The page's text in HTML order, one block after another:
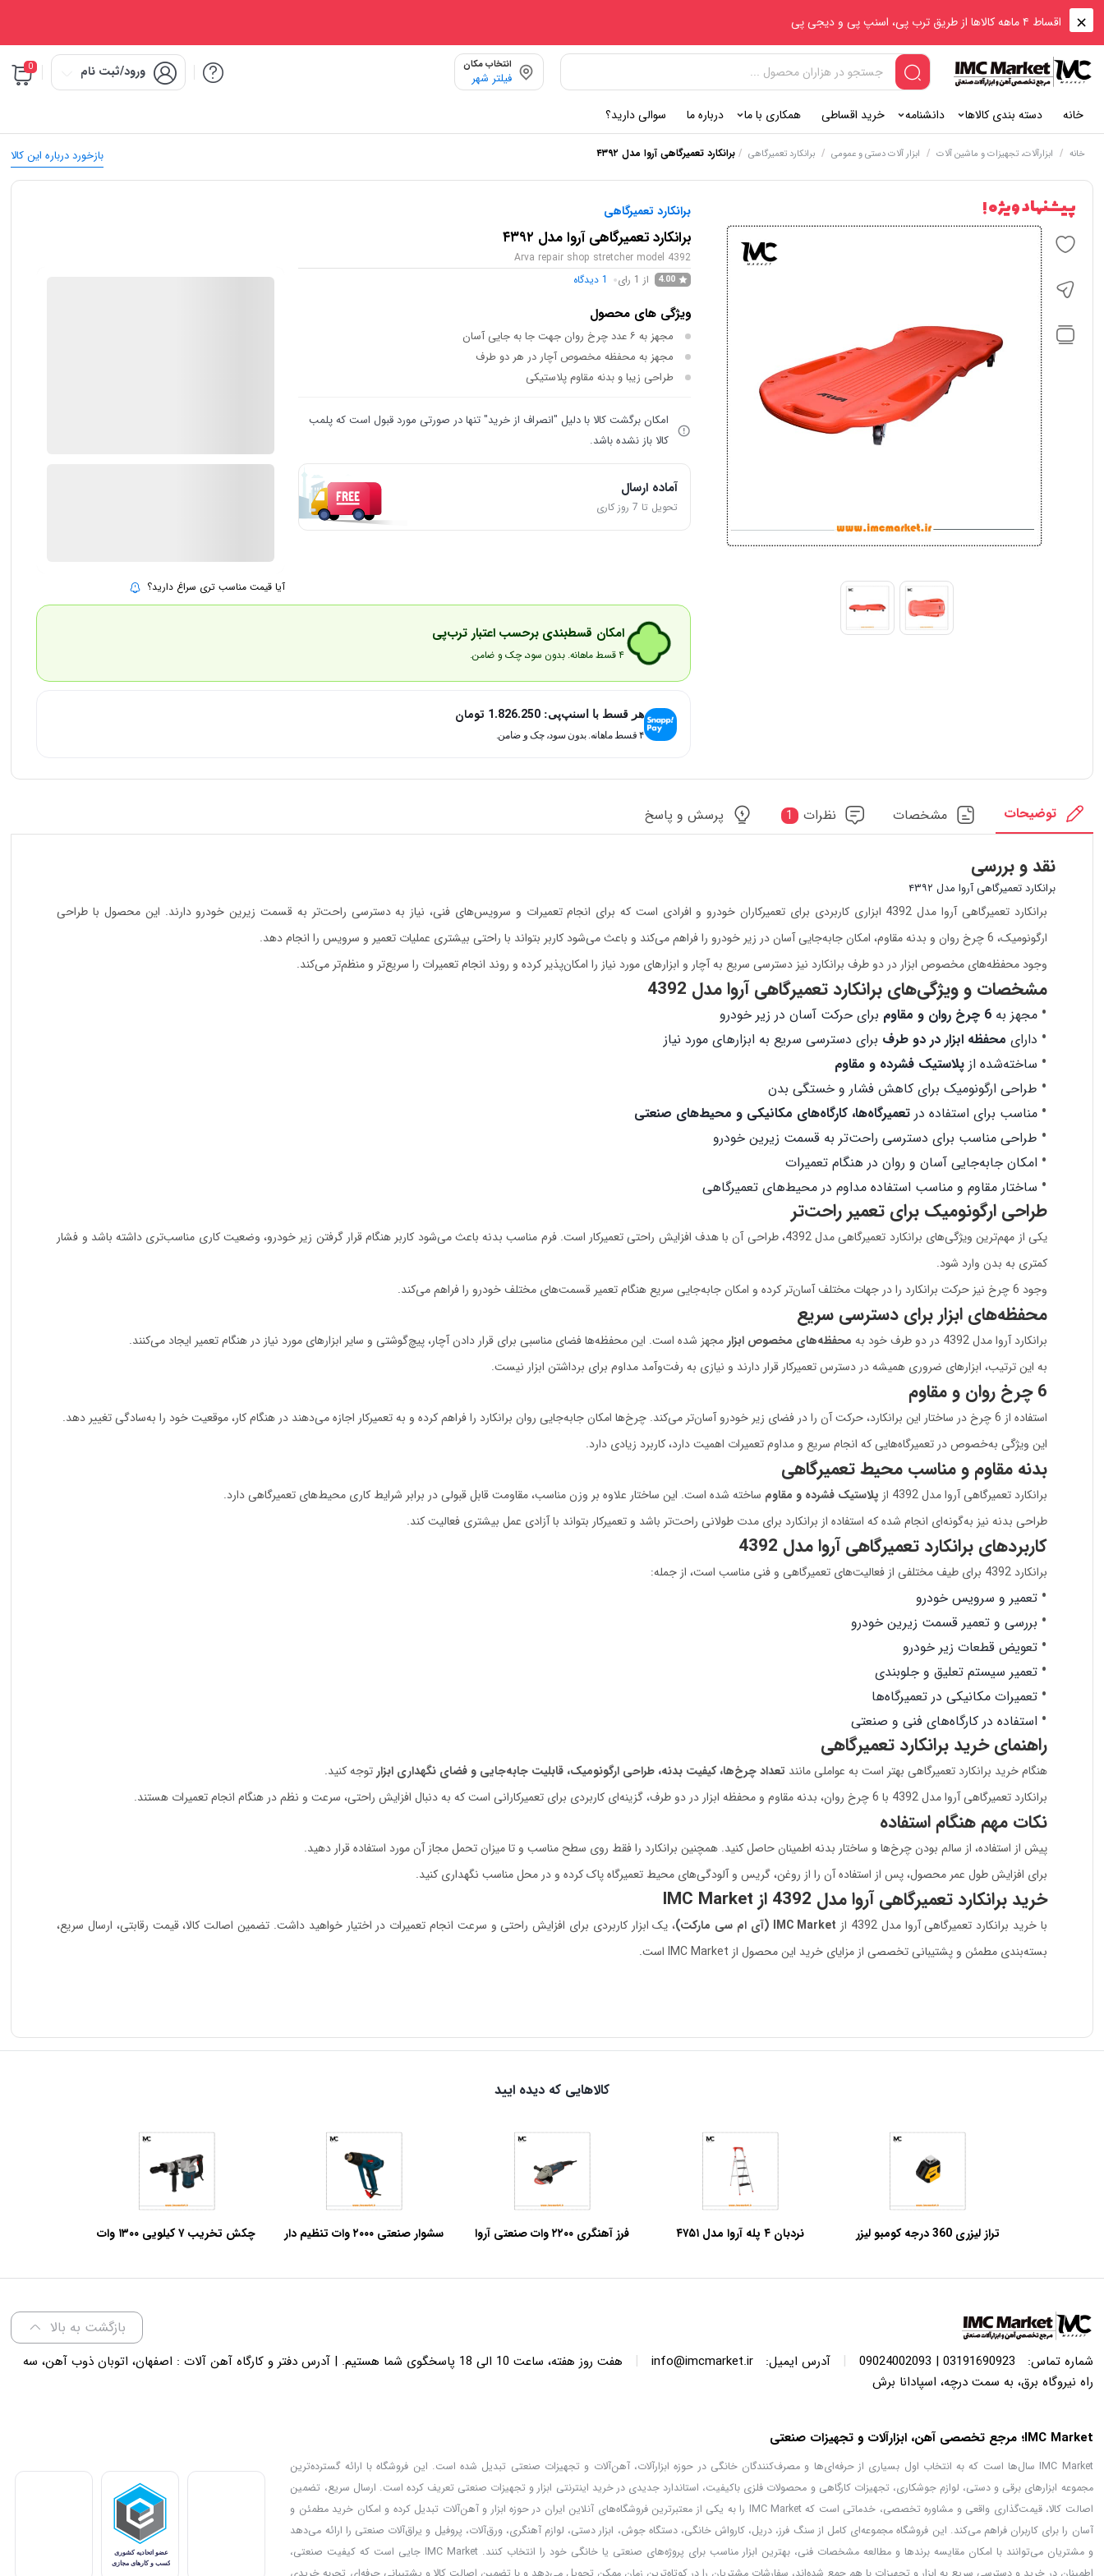
اقساط ۴ ماهه کالاها از طریق ترب پی، اسنپ پی و دیجی پی
انتخاب مکان
فیلتر شهر ورود/ثبت نام 0
خانه دسته بندی کالاها دانشنامه خرید اقساطی همکاری با ما درباره ما سوالی دارید؟
بازخورد درباره این کالا خانه / ابزارآلات، تجهیزات و ماشین آلات / ابزار آلات دستی و عمومی / برانکارد تعمیرگاهی /برانکارد تعمیرگاهی آروا مدل ۴۳۹۲
پیشنهاد ویژه ! برانکارد تعمیرگاهی
برانکارد تعمیرگاهی آروا مدل ۴۳۹۲
Arva repair shop stretcher model 4392
4.00 از 1 رای 1 دیدگاه
ویژگی های محصول
مجهز به ۶ عدد چرخ روان جهت جا به جایی آسان
مجهز به محفظه مخصوص آچار در هر دو طرف
طراحی زیبا و بدنه مقاوم پلاستیکی
امکان برگشت کالا با دلیل "انصراف از خرید" تنها در صورتی مورد قبول است که پلمب
کالا باز نشده باشد.
آماده ارسال
تحویل تا 7 روز کاری
1 7.398.000
آیا قیمت مناسب تری سراغ دارید؟
امکان قسط‌بندی برحسب اعتبار ترب‌پی
۴ قسط ماهانه. بدون سود، چک و ضامن.
هر قسط با اسنپ‌پی:1.826.250 تومان
۴ قسط ماهانه. بدون سود، چک و ضامن.
توضیحات مشخصات نظرات 1 پرسش و پاسخ
نقد و بررسی
برانکارد تعمیرگاهی آروا مدل ۴۳۹۲
برانکارد تعمیرگاهی آروا مدل 4392 ابزاری کاربردی برای تعمیرکاران خودرو و افرادی است که برای انجام تعمیرات و سرویس‌های فنی، نیاز به دسترسی راحت‌تر به قسمت زیرین خودرو دارند. این محصول با طراحی
ارگونومیک، 6 چرخ روان و بدنه مقاوم، امکان جابه‌جایی آسان در زیر خودرو را فراهم می‌کند و باعث می‌شود کاربر بتواند با راحتی بیشتری عملیات تعمیر و سرویس را انجام دهد.
وجود محفظه‌های مخصوص ابزار در دو طرف برانکارد نیز دسترسی سریع به آچار و ابزارهای مورد نیاز را امکان‌پذیر کرده و روند انجام تعمیرات را سریع‌تر و منظم‌تر می‌کند.
مشخصات و ویژگی‌های برانکارد تعمیرگاهی آروا مدل 4392
مجهز به6 چرخ روان و مقاوم
برای حرکت آسان در زیر خودرو
دارای محفظه ابزار در دو طرف برای دسترسی سریع به ابزارهای مورد نیاز
ساخته‌شده ازپلاستیک فشرده و مقاوم
طراحی ارگونومیک برای کاهش فشار و خستگی بدن
مناسب برای استفاده درتعمیرگاه‌ها، کارگاه‌های مکانیکی و محیط‌های صنعتی
طراحی مناسب برای دسترسی راحت‌تر به قسمت زیرین خودرو
امکان جابه‌جایی آسان و روان در هنگام تعمیرات
ساختار مقاوم و مناسب استفاده مداوم در محیط‌های تعمیرگاهی
طراحی ارگونومیک برای تعمیر راحت‌تر
یکی از مهم‌ترین ویژگی‌های برانکارد تعمیرگاهی مدل 4392، طراحی آن با هدف افزایش راحتی تعمیرکار است. فرم مناسب بدنه باعث می‌شود کاربر هنگام قرار گرفتن زیر خودرو، وضعیت کاری مناسب‌تری داشته باشد و فشار
کمتری به بدن وارد شود.
وجود 6 چرخ نیز حرکت برانکارد را در جهات مختلف آسان‌تر کرده و امکان جابه‌جایی سریع هنگام تعمیر قسمت‌های مختلف خودرو را فراهم می‌کند.
محفظه‌های ابزار برای دسترسی سریع
برانکارد آروا مدل 4392 در دو طرف خود به محفظه‌های مخصوص ابزار مجهز شده است. این محفظه‌ها فضای مناسبی برای قرار دادن آچار، پیچ‌گوشتی و سایر ابزارهای مورد نیاز در هنگام تعمیر ایجاد می‌کنند.
به این ترتیب، ابزارهای ضروری همیشه در دسترس تعمیرکار قرار دارند و نیازی به رفت‌وآمد مداوم برای برداشتن ابزار نیست.
6 چرخ روان و مقاوم
استفاده از 6 چرخ در ساختار این برانکارد، حرکت آن را در فضای زیر خودرو آسان‌تر می‌کند. چرخ‌ها امکان جابه‌جایی روان برانکارد را فراهم کرده و به تعمیرکار اجازه می‌دهند در هنگام کار، موقعیت خود را به‌سادگی تغییر دهد.
این ویژگی به‌خصوص در تعمیرگاه‌هایی که انجام سریع و مداوم تعمیرات اهمیت دارد، کاربرد زیادی دارد.
بدنه مقاوم و مناسب محیط تعمیرگاهی
برانکارد تعمیرگاهی آروا مدل 4392 از پلاستیک فشرده و مقاوم ساخته شده است. این ساختار علاوه بر وزن مناسب، مقاومت قابل قبولی در برابر شرایط کاری محیط‌های تعمیرگاهی دارد.
طراحی بدنه نیز به‌گونه‌ای انجام شده که استفاده از برانکارد برای مدت طولانی راحت‌تر باشد و تعمیرکار بتواند با آزادی عمل بیشتری فعالیت کند.
کاربردهای برانکارد تعمیرگاهی آروا مدل 4392
برانکارد 4392 برای طیف مختلفی از فعالیت‌های تعمیرگاهی و فنی مناسب است، از جمله:
تعمیر و سرویس خودرو
بررسی و تعمیر قسمت زیرین خودرو
تعویض قطعات زیر خودرو
تعمیر سیستم تعلیق و جلوبندی
تعمیرات مکانیکی در تعمیرگاه‌ها
استفاده در کارگاه‌های فنی و صنعتی
راهنمای خرید برانکارد تعمیرگاهی
هنگام خرید برانکارد تعمیرگاهی بهتر است به عواملی مانند تعداد چرخ‌ها، کیفیت بدنه، طراحی ارگونومیک، قابلیت جابه‌جایی و فضای نگهداری ابزار توجه کنید.
برانکارد تعمیرگاهی آروا مدل 4392 با 6 چرخ روان، بدنه مقاوم و محفظه ابزار در دو طرف، گزینه‌ای کاربردی برای تعمیرکارانی است که به دنبال افزایش راحتی، سرعت و نظم در هنگام انجام تعمیرات هستند.
نکات مهم هنگام استفاده
پیش از استفاده، از سالم بودن چرخ‌ها و ساختار بدنه اطمینان حاصل کنید. همچنین برانکارد را فقط روی سطح مناسب و تا میزان تحمل مجاز آن مورد استفاده قرار دهید.
برای افزایش طول عمر محصول، پس از استفاده آن را از روغن، گریس و آلودگی‌های محیط تعمیرگاه پاک کرده و در محل مناسب نگهداری کنید.
خرید برانکارد تعمیرگاهی آروا مدل 4392 از IMC Market
با خرید برانکارد تعمیرگاهی آروا مدل 4392 از IMC Market (آی ام سی مارکت)
، یک ابزار کاربردی برای افزایش راحتی و سرعت انجام تعمیرات در اختیار خواهید داشت. تضمین اصالت کالا، قیمت رقابتی، ارسال سریع،
بسته‌بندی مطمئن و پشتیبانی تخصصی از مزایای خرید این محصول از IMC Market است.
کالاهایی که دیده ایید
تراز لیزری 360 درجه کومبو لیزر
نردبان ۴ پله آروا مدل ۴۷۵۱
فرز آهنگری ۲۲۰۰ وات صنعتی آروا
سشوار صنعتی ۲۰۰۰ وات تنظیم دار
چکش تخریب ۷ کیلویی ۱۳۰۰ وات
بازگشت به بالا
شماره تماس: 03191690923 | 09024002093
| آدرس ایمیل: info@imcmarket.ir
|
هفت روز هفته، ساعت 10 الی 18 پاسخگوی شما هستیم. | آدرس دفتر و کارگاه آهن آلات : اصفهان، اتوبان ذوب آهن، سه
راه نیروگاه برق، به سمت درچه، اسپادانا برش
IMC Market؛ مرجع تخصصی آهن، ابزارآلات و تجهیزات صنعتی
IMC Market سال‌ها است که به انتخاب اول بسیاری از حرفه‌ای‌ها و مصرف‌کنندگان خانگی در حوزه ابزارآلات، آهن‌آلات و تجهیزات صنعتی تبدیل شده است. این فروشگاه با ارائه گسترده‌ترین
مجموعه ابزارهای برقی و دستی، لوازم جوشکاری، تجهیزات کارگاهی و محصولات فلزی باکیفیت، استاندارد جدیدی در خرید اینترنتی ابزار و تجهیزات صنعتی تعریف کرده است. ارسال سریع، تضمین
اصالت کالا، قیمت‌گذاری واقعی و مشاوره تخصصی، خدماتی است که IMC Market را به یکی از معتبرترین فروشگاه‌های آنلاین ایران در حوزه ابزار و آهن‌آلات تبدیل کرده و امکان خرید مطمئن و
آسان را برای کاربران فراهم می‌کند. این فروشگاه مجموعه‌ای کامل از سنگ فرز، دریل، کارواش خانگی، دستگاه جوش، ابزار دستی، لوازم آهنگری، ورق‌آلات، پروفیل و یراق‌آلات صنعتی را ارائه می‌دهد
و مشتریان می‌توانند با امکان مقایسه برندها و مطالعه مشخصات فنی، بهترین ابزار مناسب برای پروژه‌های صنعتی یا خانگی خود را انتخاب کنند. IMC Market جایی است که کیفیت صنعتی،